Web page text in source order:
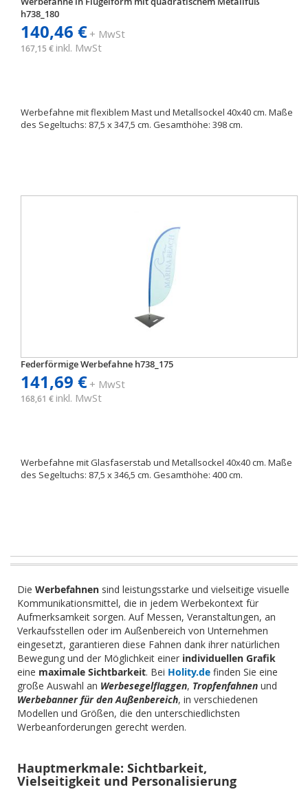
h738_180
140,46 €+ MwSt
167,15 € inkl. MwSt
Werbefahne mit flexiblem Mast und Metallsockel 40x40 cm. Maße
des Segeltuchs: 87,5 x 347,5 cm. Gesamthöhe: 398 cm.
Federförmige Werbefahne h738_175
141,69 €+ MwSt
168,61 € inkl. MwSt
Werbefahne mit Glasfaserstab und Metallsockel 40x40 cm. Maße
des Segeltuchs: 87,5 x 346,5 cm. Gesamthöhe: 400 cm.
Die Werbefahnen sind leistungsstarke und vielseitige visuelle
Kommunikationsmittel, die in jedem Werbekontext für
Aufmerksamkeit sorgen. Auf Messen, Veranstaltungen, an
Verkaufsstellen oder im Außenbereich von Unternehmen
eingesetzt, garantieren diese Fahnen dank ihrer natürlichen
Bewegung und der Möglichkeit einer individuellen Grafik
eine maximale Sichtbarkeit. Bei Holity.de finden Sie eine
große Auswahl an Werbesegelflaggen, Tropfenfahnen und
Werbebanner für den Außenbereich, in verschiedenen
Modellen und Größen, die den unterschiedlichsten
Werbeanforderungen gerecht werden.
Hauptmerkmale: Sichtbarkeit,
Vielseitigkeit und Personalisierung